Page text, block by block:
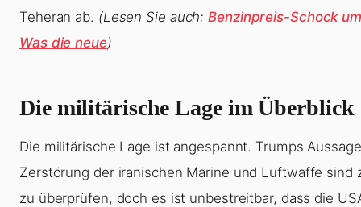
Teheran ab. (Lesen Sie auch:Benzinpreis-Schock
Was die neue)
Die militärische Lage im Überblick
Die militärische Lage ist angespannt. Trumps
Zerstörung der iranischen Marine und Luftwaffe sind
zu überprüfen, doch es ist unbestreitbar, dass die